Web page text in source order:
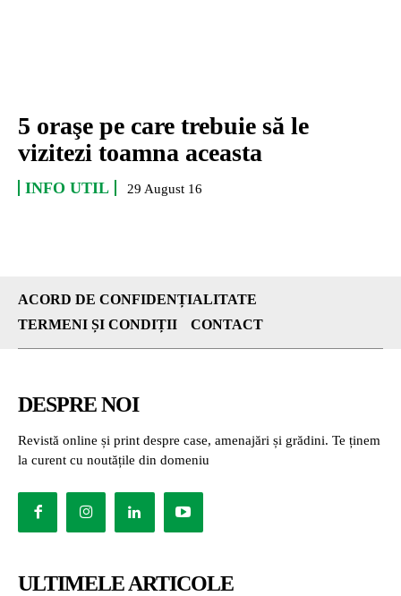
5 oraşe pe care trebuie să le
vizitezi toamna aceasta
INFO UTIL 29 August 16
ACORD DE CONFIDENȚIALITATE
TERMENI ȘI CONDIȚII
CONTACT
DESPRE NOI
Revistă online și print despre case, amenajări și grădini. Te ținem
la curent cu noutățile din domeniu
ULTIMELE ARTICOLE